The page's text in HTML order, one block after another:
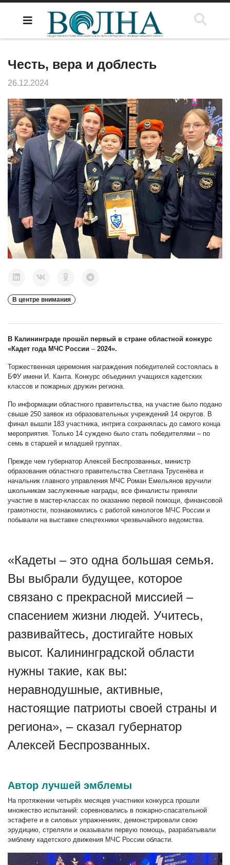
Честь, вера и доблесть
26.12.2024
В центре внимания
В Калининграде прошёл первый в стране областной конкурс
«Кадет года МЧС России –2024».
Торжественная церемония награждения победителей состоялась в
БФУ имени И. Канта. Конкурс объединил учащихся кадетских
классов и пожарных дружин региона.
По информации областного правительства, на участие было подано
свыше 250 заявок из образовательных учреждений 14 округов. В
финал вышли 183 участника, интрига сохранялась до самого конца
мероприятия. Только 14 суждено было стать победителями –по
семь в старшей и младшей группах.
Прежде чем губернатор Алексей Беспрозванных, министр
образования областного правительства Светлана Трусенёва и
начальник главного управления МЧС Роман Емельянов вручили
школьникам заслуженные награды, все финалисты приняли
участие в мастер-классах по оказанию первой помощи, финансовой
грамотности, познакомились с работой кинологов МЧС России и
побывали на выставке спецтехники чрезвычайного ведомства.
«Кадеты – это одна большая семья.
Вы выбрали будущее, которое
связано с прекрасной миссией –
спасением жизни людей. Учитесь,
развивайтесь, достигайте новых
высот. Калининградской области
нужны такие, как вы:
неравнодушные, активные,
настоящие патриоты своей страны и
региона», – сказал губернатор
Алексей Беспрозванных.
Автор лучшей эмблемы
На протяжении четырёх месяцев участники конкурса прошли
множество испытаний: соревновались в пожарно-спасательной
эстафете и в силовых упражнениях, демонстрировали свою
эрудицию, стреляли и оказывали первую помощь, разрабатывали
эмблему кадетского движения МЧС России области.